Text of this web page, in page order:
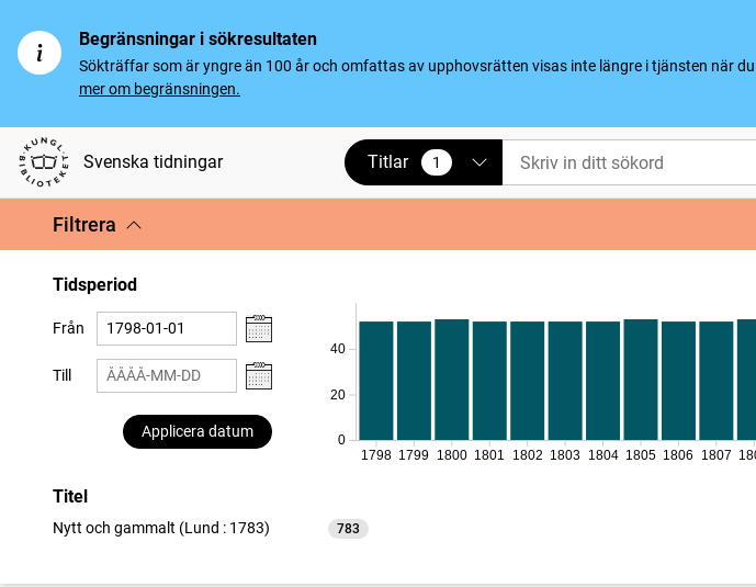
Begränsningar i sökresultaten
Sökträffar som är yngre än 100 år och omfattas av upphovsrätten visas inte längre i tjänsten när
mer om begränsningen.
Svenska tidningar Titlar 1
vald
Filtrera
Tidsperiod
Från
Till
Applicera datum
0
20
40
1798 1799 1800 1801 1802 1803 1804 1805 1806 1807
Titel
Nytt och gammalt (Lund : 1783) 783
träffar